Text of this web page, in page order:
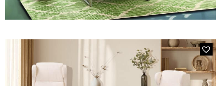
MODÈLE P332 ISOTTA